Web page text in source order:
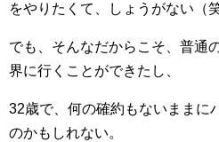
をやりたくて、しょうがない（笑
でも、そんなだからこそ、普通
界に行くことができたし、
32歳で、何の確約もないままに
のかもしれない。